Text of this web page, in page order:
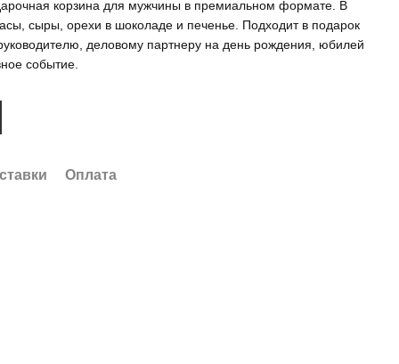
корзина для мужчины в премиальном формате. В
сыры, орехи в шоколаде и печенье. Подходит в подарок
деловому партнеру на день рождения, юбилей
событие.
Оплата